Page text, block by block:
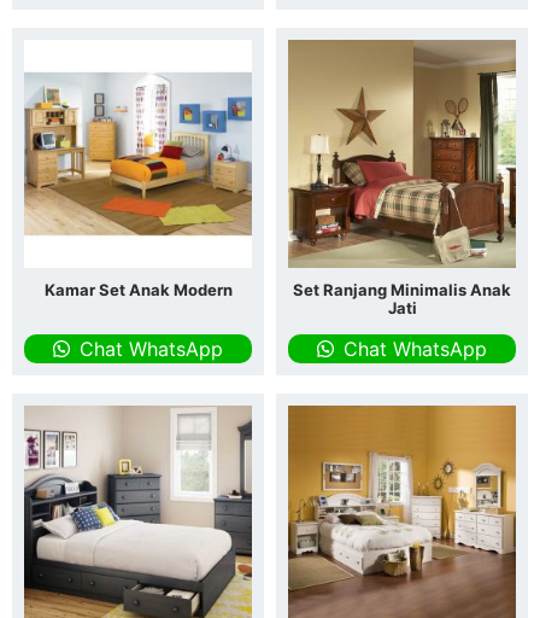
Kamar Set Anak Modern
Chat WhatsApp
Set Ranjang Minimalis Anak
Jati
Chat WhatsApp